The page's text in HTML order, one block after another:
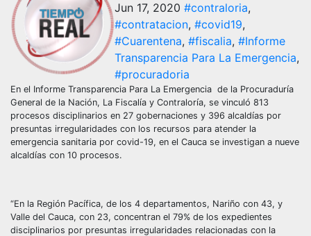
Jun 17, 2020 #contraloria,
#contratacion, #covid19,
#Cuarentena, #fiscalia, #Informe
Transparencia Para La Emergencia,
#procuradoria
En el Informe Transparencia Para La Emergencia de la Procuraduría
General de la Nación, La Fiscalía y Contraloría, se vinculó 813
procesos disciplinarios en 27 gobernaciones y 396 alcaldías por
presuntas irregularidades con los recursos para atender la
emergencia sanitaria por covid-19, en el Cauca se investigan a nueve
alcaldías con 10 procesos.
“En la Región Pacífica, de los 4 departamentos, Nariño con 43, y
Valle del Cauca, con 23, concentran el 79% de los expedientes
disciplinarios por presuntas irregularidades relacionadas con la